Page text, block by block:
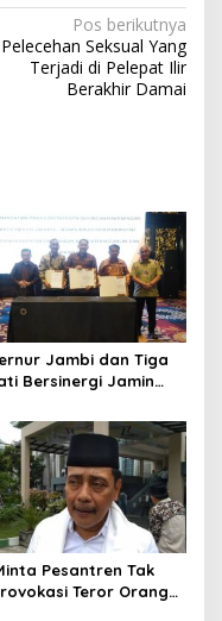
Pos berikutnya
Pelecehan Seksual Yang
Terjadi di Pelepat Ilir
Berakhir Damai
Jambi dan Tiga
Bersinergi Jamin
Batik Air
Pesantren Tak
Teror Orang